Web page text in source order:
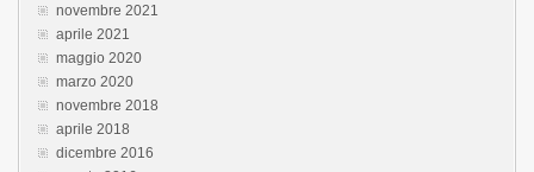
novembre 2021
aprile 2021
maggio 2020
marzo 2020
novembre 2018
aprile 2018
dicembre 2016